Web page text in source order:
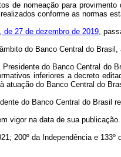
de nomeação para
conforme as normas
de 27 de dezembro de 2019,
do Banco Central do
do Banco Central do
inferiores a decreto
atuação do Banco Central do
do Banco Central do Brasil
vigor na data de sua publicação.
200º da Independência e 133º